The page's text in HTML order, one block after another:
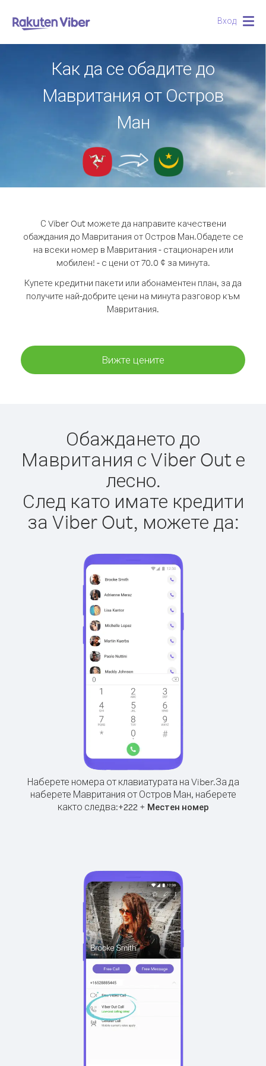
Вход
Как да се обадите до
Мавритания от Остров
Ман
С Viber Out можете да направите качествени
обаждания до Мавритания от Остров Ман.Обадете се
на всеки номер в Мавритания - стационарен или
мобилен! - с цени от 70.0 ¢ за минута.
Купете кредитни пакети или абонаментен план, за да
получите най-добрите цени на минута разговор към
Мавритания.
Вижте цените
Обаждането до
Мавритания с Viber Out е
лесно.
След като имате кредити
за Viber Out, можете да:
Наберете номера от клавиатурата на Viber.За да
наберете Мавритания от Остров Ман, наберете
както следва:+222+ Местен номер